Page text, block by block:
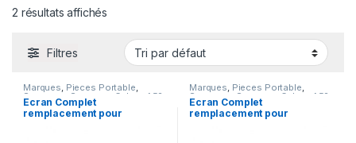
2 résultats affichés
Filtres
Marques, Pieces Portable,
Samsung Samsung Galaxy A52
Ecran Complet
remplacement pour
Marques, Pieces Portable,
Samsung Samsung Galaxy A52
Ecran Complet
remplacement pour